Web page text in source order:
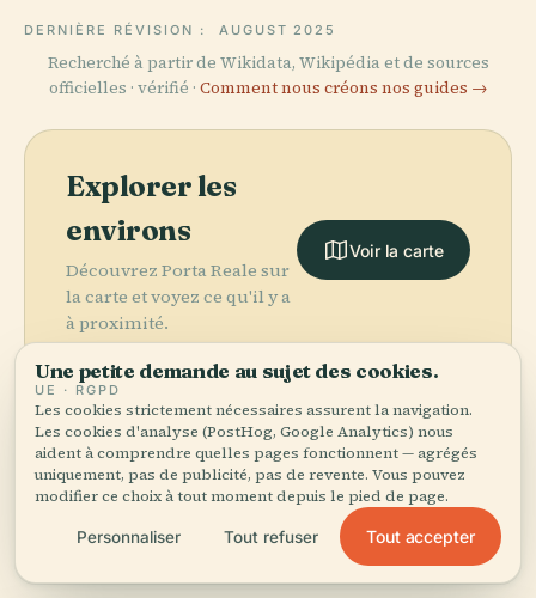
DERNIÈRE RÉVISION : AUGUST 2025
Recherché à partir de Wikidata, Wikipédia et de sources
officielles · vérifié · Comment nous créons nos guides →
Explorer les
environs
Découvrez Porta Reale sur
la carte et voyez ce qu'il y a
à proximité.
Voir la carte
More inTeramo.
9 lieux à découvrir — quelques-uns à associer.
Dôme de
PLACE
Amphithéâtre
Romain de
Teramo
Théâtre
PLACE
Théâtre
Romain de
Une petite demande au sujet des cookies.
UE · RGPD
Les cookies strictement nécessaires assurent la navigation.
Les cookies d'analyse (PostHog, Google Analytics) nous
aident à comprendre quelles pages fonctionnent — agrégés
uniquement, pas de publicité, pas de revente. Vous pouvez
modifier ce choix à tout moment depuis le pied de page.
Personnaliser Tout refuser Tout accepter